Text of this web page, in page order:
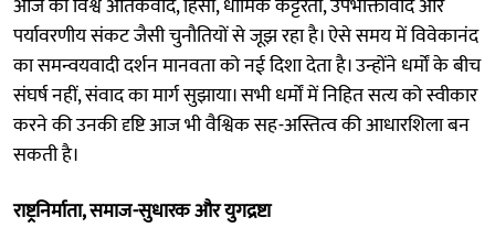
पर्यावरणीय संकट जैसी चुनौतियों से जूझ रहा है। ऐसे समय में विवेकानंद
का समन्वयवादी दर्शन मानवता को नई दिशा देता है। उन्होंने धर्मों के बीच
संघर्ष नहीं, संवाद का मार्ग सुझाया। सभी धर्मों में निहित सत्य को स्वीकार
करने की उनकी दृष्टि आज भी वैश्विक सह-अस्तित्व की आधारशिला बन
सकती है।
राष्ट्रनिर्माता, समाज-सुधारक और युगद्रष्टा